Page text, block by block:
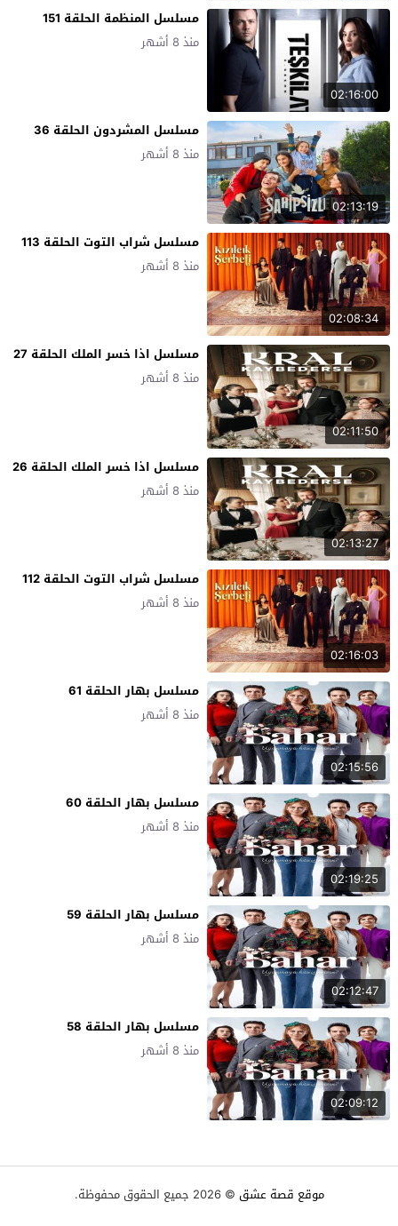
02:16:00
مسلسل المنظمة الحلقة 151
منذ 8 أشهر
02:13:19
مسلسل المشردون الحلقة 36
منذ 8 أشهر
02:08:34
مسلسل شراب التوت الحلقة 113
منذ 8 أشهر
02:11:50
مسلسل اذا خسر الملك الحلقة 27
منذ 8 أشهر
02:13:27
مسلسل اذا خسر الملك الحلقة 26
منذ 8 أشهر
02:16:03
مسلسل شراب التوت الحلقة 112
منذ 8 أشهر
02:15:56
مسلسل بهار الحلقة 61
منذ 8 أشهر
02:19:25
مسلسل بهار الحلقة 60
منذ 8 أشهر
02:12:47
مسلسل بهار الحلقة 59
منذ 8 أشهر
02:09:12
مسلسل بهار الحلقة 58
منذ 8 أشهر
موقع قصة عشق © 2026 جميع الحقوق محفوظة.